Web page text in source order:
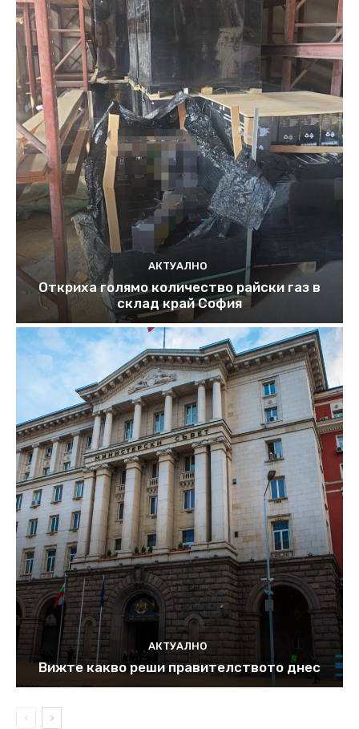
АКТУАЛНО
Откриха голямо количество райски газ в
склад край София
АКТУАЛНО
Вижте какво реши правителството днес